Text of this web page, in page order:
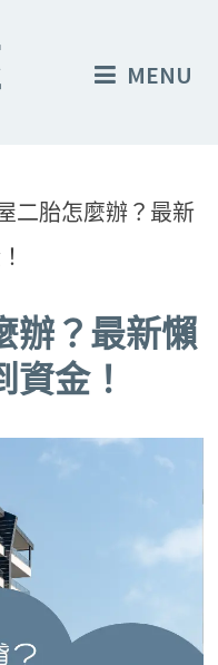
MENU
二胎怎麼辦？最新
辦？最新懶
金！